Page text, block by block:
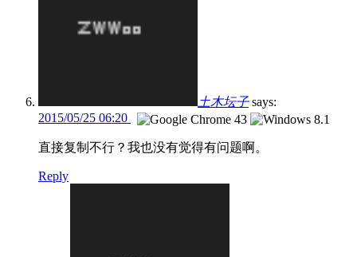
土木坛子 says:
2015/05/25 06:20
直接复制不行？我也没有觉得有问题啊。
Reply